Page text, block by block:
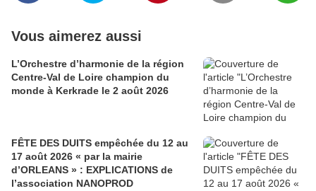
Vous aimerez aussi
L’Orchestre d’harmonie de la région
Centre-Val de Loire champion du
monde à Kerkrade le 2 août 2026
FÊTE DES DUITS empêchée du 12 au
17 août 2026 « par la mairie
d’ORLEANS » : EXPLICATIONS de
l’association NANOPROD